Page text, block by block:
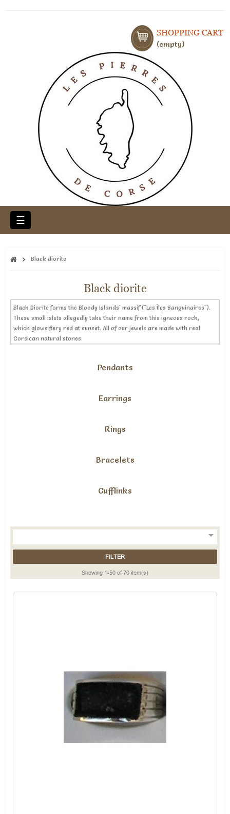
SHOPPING CART
empty
Toggle
navigation
☰
Black diorite
Black diorite
Black Diorite forms the Bloody Islands' massif ("Les Îles Sanguinaires").
These small islets allegedly take their name from this igneous rock,
which glows fiery red at sunset. All of our jewels are made with real
Corsican natural stones.
Pendants
Earrings
Rings
Bracelets
Cufflinks

FILTER
Showing 1-50 of 70 item(s)